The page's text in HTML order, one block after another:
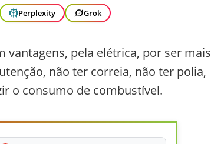
Perplexity Grok
pela elétrica, por ser mais
não ter correia, não ter polia,
o consumo de combustível.